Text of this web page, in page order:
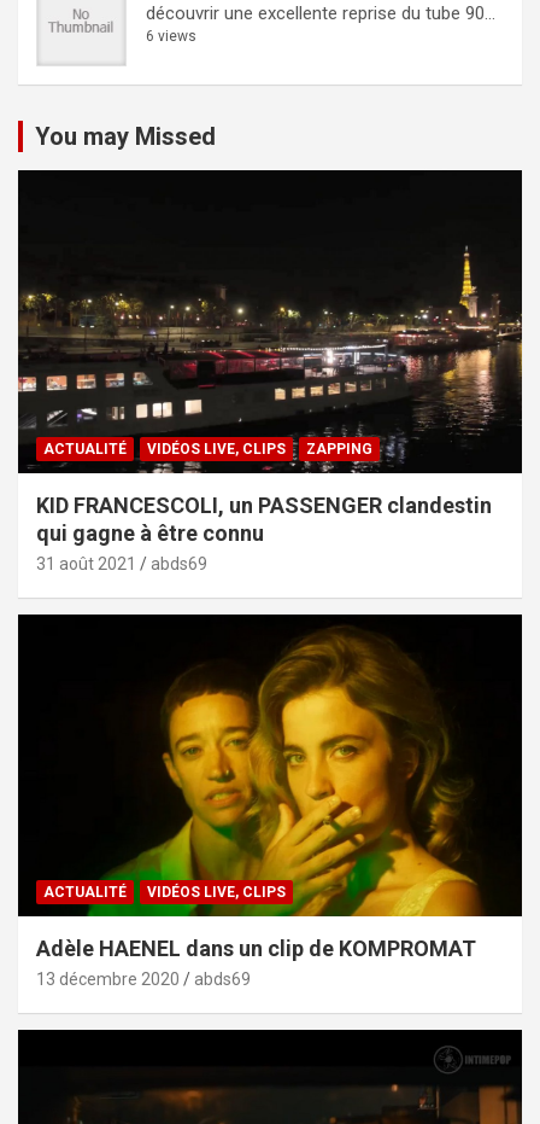
découvrir une excellente reprise du tube 90...
6 views
You may Missed
ACTUALITÉ VIDÉOS LIVE, CLIPS ZAPPING
KID FRANCESCOLI, un PASSENGER clandestin
qui gagne à être connu
31 août 2021 abds69
ACTUALITÉ VIDÉOS LIVE, CLIPS
Adèle HAENEL dans un clip de KOMPROMAT
13 décembre 2020 abds69